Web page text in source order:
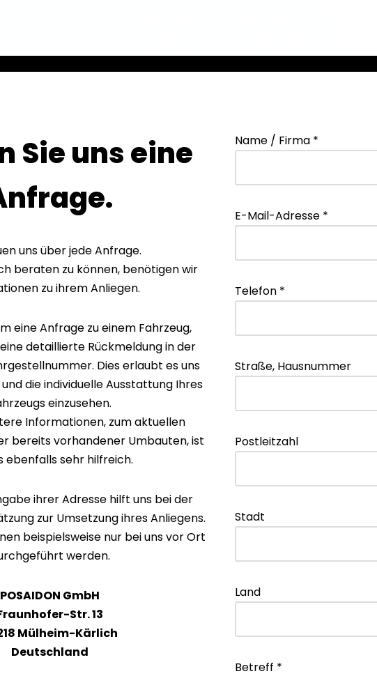
Sie uns eine
uns über jede Anfrage.
beraten zu können, benötigen wir
zu ihrem Anliegen.
eine Anfrage zu einem Fahrzeug,
detaillierte Rückmeldung in der
Dies erlaubt es uns
die individuelle Ausstattung Ihres
einzusehen.
Informationen, zum aktuellen
bereits vorhandener Umbauten, ist
ebenfalls sehr hilfreich.
ihrer Adresse hilft uns bei der
zur Umsetzung ihres Anliegens.
beispielsweise nur bei uns vor Ort
werden.
POSAIDON GmbH
Str. 13
Mülheim-Kärlich
Deutschland
Name / Firma *
E-Mail-Adresse *
Telefon *
Straße, Hausnummer
Postleitzahl
Stadt
Land
Betreff *